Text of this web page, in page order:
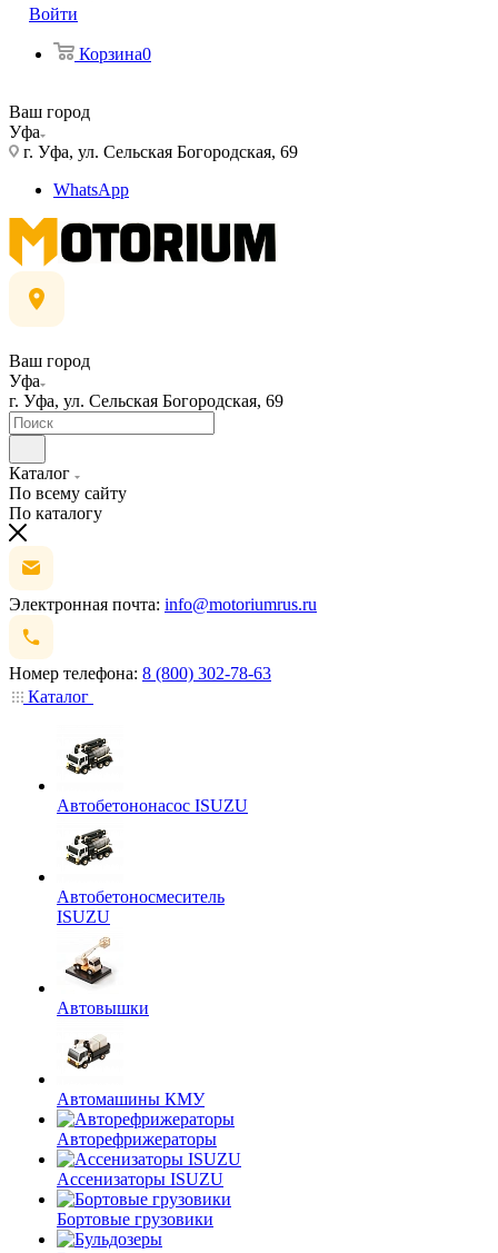
Войти
Корзина0
Ваш город
Уфа
г. Уфа, ул. Сельская Богородская, 69
WhatsApp
Ваш город
Уфа
г. Уфа, ул. Сельская Богородская, 69
Каталог
По всему сайту
По каталогу
Электронная почта: info@motoriumrus.ru
Номер телефона: 8 (800) 302-78-63
Каталог
Автобетононасос ISUZU
Автобетоносмеситель
ISUZU
Автовышки
Автомашины КМУ
Авторефрижераторы
Ассенизаторы ISUZU
Бортовые грузовики